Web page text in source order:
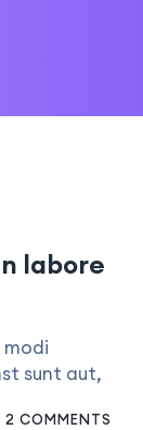
labore
modi
sunt aut,
2 COMMENTS